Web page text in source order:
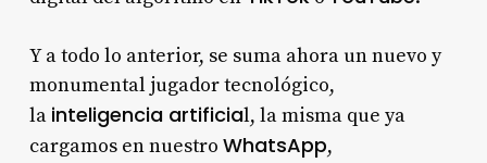
Y a todo lo anterior, se suma ahora un nuevo y
monumental jugador tecnológico,
la inteligencia artificial, la misma que ya
cargamos en nuestro WhatsApp,